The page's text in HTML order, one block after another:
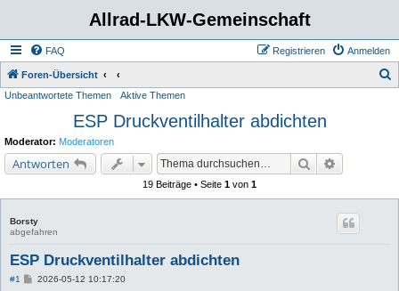
Allrad-LKW-Gemeinschaft
FAQ Anmelden
Registrieren
Foren-Übersicht
Unbeantwortete Themen Aktive Themen
ESP Druckventilhalter abdichten
Moderator: Moderatoren
Antworten Suche
19 Beiträge • Seite 1 von 1
Borsty
abgefahren
ESP Druckventilhalter abdichten
#1
B2026-05-12 10:17:20